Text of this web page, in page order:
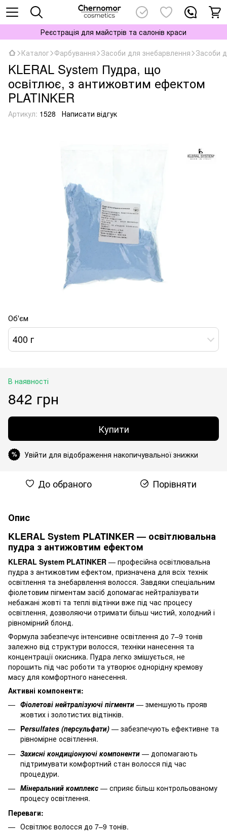
Реєстрація для майстрів та салонів краси
Каталог Фарбування Засоби для знебарвлення Засоби
KLERAL System Пудра, що
освітлює, з антижовтим ефектом
PLATINKER
Артикул: 1528 Написати відгук
Об'єм
400 г
В наявності
842 грн
Купити
% Увійти для відображення накопичувальної знижки
До обраного Порівняти
Опис
KLERAL System PLATINKER — освітлювальна
пудра з антижовтим ефектом
KLERAL System PLATINKER — професійна освітлювальна
пудра з антижовтим ефектом, призначена для всіх технік
освітлення та знебарвлення волосся. Завдяки спеціальним
фіолетовим пігментам засіб допомагає нейтралізувати
небажані жовті та теплі відтінки вже під час процесу
освітлення, дозволяючи отримати більш чистий, холодний і
рівномірний блонд.
Формула забезпечує інтенсивне освітлення до 7–9 тонів
залежно від структури волосся, техніки нанесення та
концентрації окисника. Пудра легко змішується, не
порошить під час роботи та утворює однорідну кремову
масу для комфортного нанесення.
Активні компоненти:
Фіолетові нейтралізуючі пігменти — зменшують прояв
жовтих і золотистих відтінків.
Persulfates (персульфати) — забезпечують ефективне та
рівномірне освітлення.
Захисні кондиціонуючі компоненти — допомагають
підтримувати комфортний стан волосся під час
процедури.
Мінеральний комплекс — сприяє більш контрольованому
процесу освітлення.
Переваги:
Освітлює волосся до 7–9 тонів.